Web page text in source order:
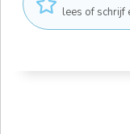
lees of schrijf